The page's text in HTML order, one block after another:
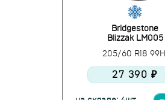
Bridgestone
Blizzak LM005
205/60 R18 99H
27 390 ₽